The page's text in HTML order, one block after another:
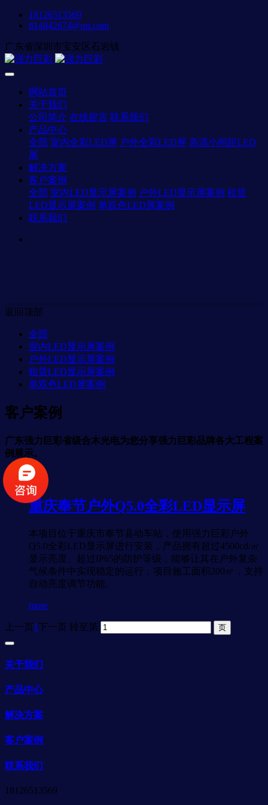
18126513569
814842674@qq.com
广东省深圳市宝安区石岩镇
网站首页
关于我们
公司简介 在线留言 联系我们
产品中心
全部 室内全彩LED屏 户外全彩LED屏 高清小间距LED
屏
解决方案
客户案例
全部 室内LED显示屏案例 户外LED显示屏案例 租赁
LED显示屏案例 单双色LED屏案例
联系我们
返回顶部
全部
室内LED显示屏案例
户外LED显示屏案例
租赁LED显示屏案例
单双色LED屏案例
客户案例
广东强力巨彩省级合木光电为您分享强力巨彩品牌各大工程案
例展示。
重庆奉节户外Q5.0全彩LED显示屏
本项目位于重庆市奉节县动车站，使用强力巨彩户外
Q5.0全彩LED显示屏进行安装，产品拥有超过4500cd/㎡
显示亮度、超过IP65的防护等级，能够让其在户外复杂
气候条件中实现稳定的运行，项目施工面积200㎡，支持
自动亮度调节功能。
more
上一页1下一页 转至第
关于我们
产品中心
解决方案
客户案例
联系我们
18126513569